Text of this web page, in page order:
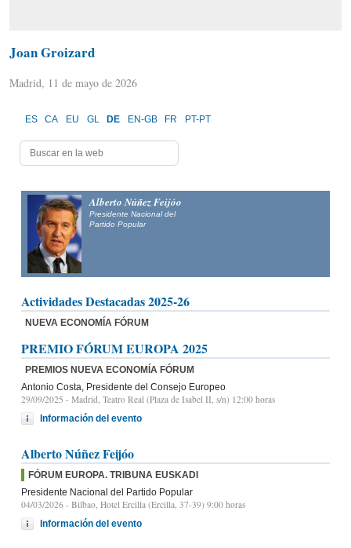
Joan Groizard
Madrid, 11 de mayo de 2026
ES CA EU GL DE EN-GB FR PT-PT
Alberto Núñez Feijóo
Presidente Nacional del
Partido Popular
Actividades Destacadas 2025-26
NUEVA ECONOMÍA FÓRUM
PREMIO FÓRUM EUROPA 2025
PREMIOS NUEVA ECONOMÍA FÓRUM
Antonio Costa, Presidente del Consejo Europeo
29/09/2025 - Madrid, Teatro Real (Plaza de Isabel II, s/n) 12:00 horas
Información del evento
Alberto Núñez Feijóo
FÓRUM EUROPA. TRIBUNA EUSKADI
Presidente Nacional del Partido Popular
04/03/2026 - Bilbao, Hotel Ercilla (Ercilla, 37-39) 9:00 horas
Información del evento